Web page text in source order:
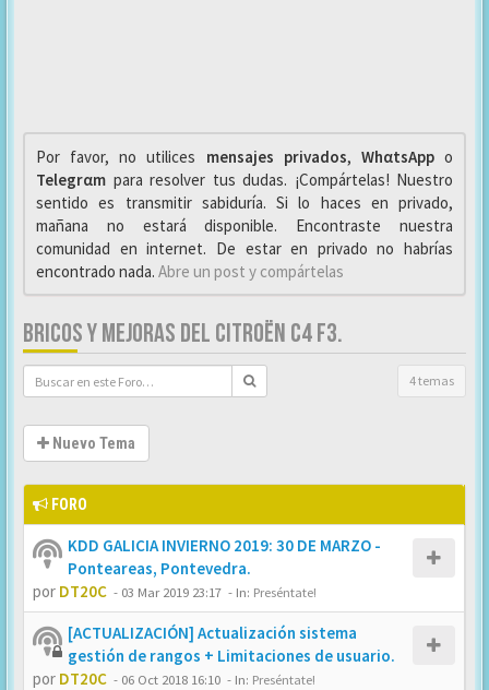
Por favor, no utilices mensajes privados, WhαtsAppo
Telegrαm para resolver tus dudas. ¡Compártelas! Nuestro
sentido es transmitir sabiduría. Si lo haces en privado,
mañana no estará disponible. Encontraste nuestra
comunidad en internet. De estar en privado no habrías
encontrado nada. Abre un post y compártelas
BRICOS Y MEJORAS DEL CITROËN C4 F3.
4 temas
Nuevo Tema
FORO
KDD GALICIA INVIERNO 2019: 30 DE MARZO -
Ponteareas, Pontevedra.
por DT20C - 03 Mar 2019 23:17 - In: Preséntate!
[ACTUALIZACIÓN] Actualización sistema
gestión de rangos + Limitaciones de usuario.
por DT20C - 06 Oct 2018 16:10 - In: Preséntate!